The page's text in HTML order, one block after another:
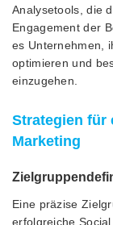
Analysetools, die
Engagement der
es Unternehmen,
optimieren und
einzugehen.
Strategien für
Marketing
Eine präzise
erfolgreiche